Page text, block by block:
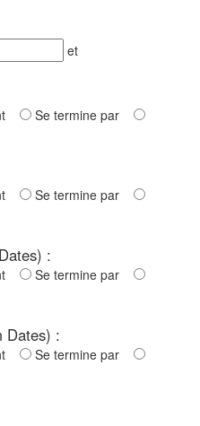
et
Se termine par
Se termine par
:
Se termine par
Dates) :
Se termine par